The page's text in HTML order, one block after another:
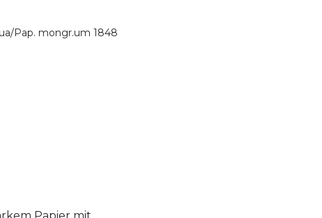
Pap. mongr.um 1848